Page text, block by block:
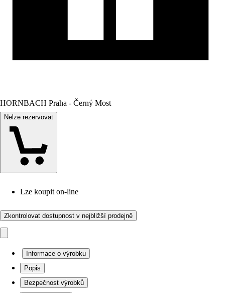
HORNBACH Praha - Černý Most
Nelze rezervovat
Lze koupit on-line
Zkontrolovat dostupnost v nejbližší prodejně
Informace o výrobku
Popis
Bezpečnost výrobků